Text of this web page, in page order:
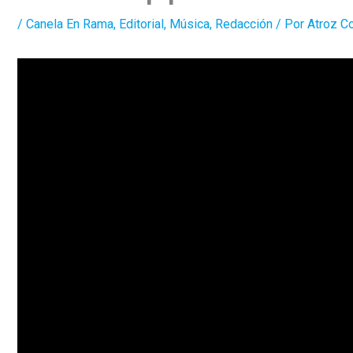
/ Canela En Rama, Editorial, Música, Redacción / Por Atroz